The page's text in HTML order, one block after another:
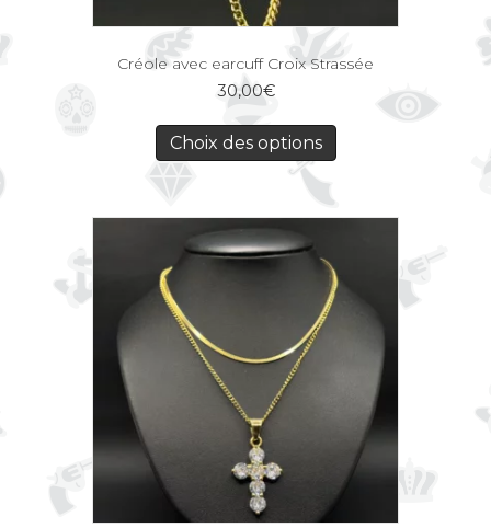
Créole avec earcuff Croix Strassée
30,00€
Choix des options